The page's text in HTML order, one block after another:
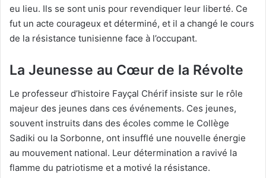
eu lieu. Ils se sont unis pour revendiquer leur liberté. Ce
fut un acte courageux et déterminé, et il a changé le cours
de la résistance tunisienne face à l’occupant.
La Jeunesse au Cœur de la Révolte
Le professeur d’histoire Fayçal Chérif insiste sur le rôle
majeur des jeunes dans ces événements. Ces jeunes,
souvent instruits dans des écoles comme le Collège
Sadiki ou la Sorbonne, ont insufflé une nouvelle énergie
au mouvement national. Leur détermination a ravivé la
flamme du patriotisme et a motivé la résistance.